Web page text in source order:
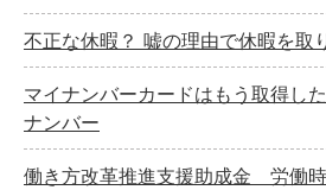
不正な休暇？ 嘘の理由で休暇を取
マイナンバーカードはもう取得し
ナンバー
働き方改革推進支援助成金 労働